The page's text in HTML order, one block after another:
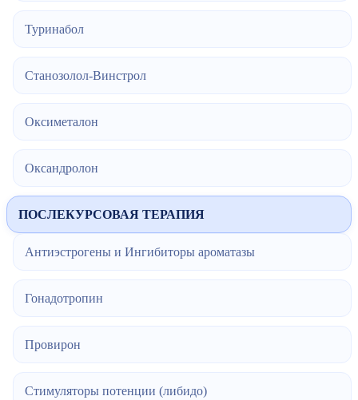
Туринабол
Станозолол-Винстрол
Оксиметалон
Оксандролон
ПОСЛЕКУРСОВАЯ ТЕРАПИЯ
Антиэстрогены и Ингибиторы ароматазы
Гонадотропин
Провирон
Стимуляторы потенции (либидо)